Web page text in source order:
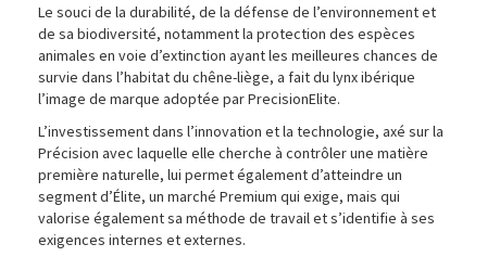
Le souci de la durabilité, de la défense de l’environnement et
de sa biodiversité, notamment la protection des espèces
animales en voie d’extinction ayant les meilleures chances de
survie dans l’habitat du chêne-liège, a fait du lynx ibérique
l’image de marque adoptée par PrecisionElite.
L’investissement dans l’innovation et la technologie, axé sur la
Précision avec laquelle elle cherche à contrôler une matière
première naturelle, lui permet également d’atteindre un
segment d’Élite, un marché Premium qui exige, mais qui
valorise également sa méthode de travail et s’identifie à ses
exigences internes et externes.